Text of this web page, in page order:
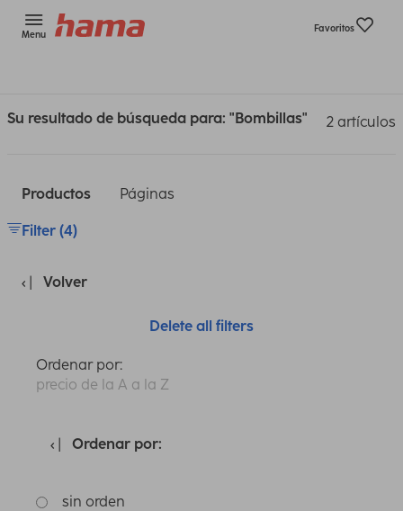
Menu
Favoritos
Su resultado de búsqueda para: "Bombillas" 2 artículos
Productos Páginas
Filter (4)
Volver
Delete all filters
Ordenar por:
precio de la A a la Z
Ordenar por:
sin orden